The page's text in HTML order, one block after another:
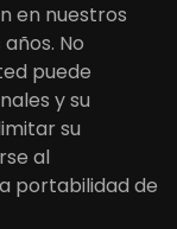
en nuestros
No
puede
y su
su
al
portabilidad de